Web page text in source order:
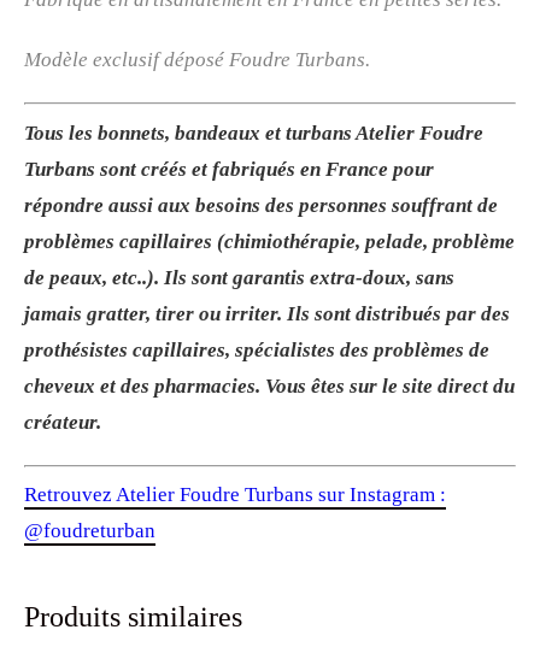
Modèle exclusif déposé Foudre Turbans.
Tous les bonnets, bandeaux et turbans Atelier Foudre
Turbans sont créés et fabriqués en France pour
répondre aussi aux besoins des personnes souffrant de
problèmes capillaires (chimiothérapie, pelade, problème
de peaux, etc..). Ils sont garantis extra-doux, sans
jamais gratter, tirer ou irriter. Ils sont distribués par des
prothésistes capillaires, spécialistes des problèmes de
cheveux et des pharmacies. Vous êtes sur le site direct du
créateur.
Retrouvez Atelier Foudre Turbans sur Instagram :
@foudreturban
Produits similaires